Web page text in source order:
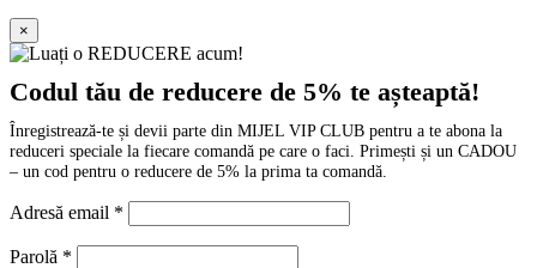
×
Codul tău de reducere de 5% te așteaptă!
Înregistrează-te și devii parte din MIJEL VIP CLUB pentru a te abona la
reduceri speciale la fiecare comandă pe care o faci. Primești și un CADOU
– un cod pentru o reducere de 5% la prima ta comandă.
Adresă email *
Parolă *